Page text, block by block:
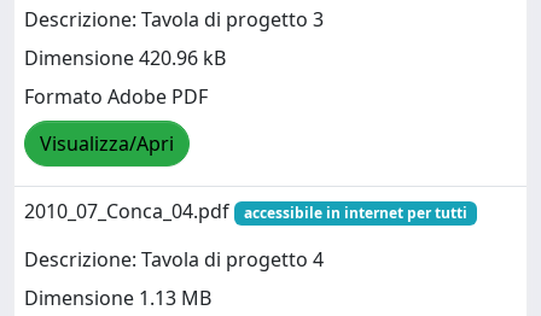
Descrizione: Tavola di progetto 3
Dimensione 420.96 kB
Formato Adobe PDF
Visualizza/Apri
2010_07_Conca_04.pdf accessibile in internet per tutti
Descrizione: Tavola di progetto 4
Dimensione 1.13 MB